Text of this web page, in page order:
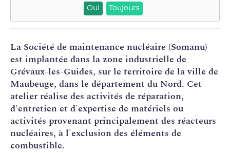
Oui Toujours
La Société de maintenance nucléaire (Somanu)
est implantée dans la zone industrielle de
Grévaux-les-Guides, sur le territoire de la ville de
Maubeuge, dans le département du Nord. Cet
atelier réalise des activités de réparation,
d'entretien et d'expertise de matériels ou
activités provenant principalement des réacteurs
nucléaires, à l'exclusion des éléments de
combustible.